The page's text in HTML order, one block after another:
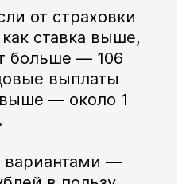
от страховки
как ставка выше,
больше — 106
выплаты
— около 1
вариантами —